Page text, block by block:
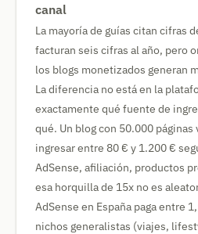
canal
La mayoría de guías citan cifras
facturan seis cifras al año, pero
los blogs monetizados generan
La diferencia no está en la
exactamente qué fuente de
qué. Un blog con 50.000
ingresar entre 80 € y 1.200 €
AdSense, afiliación, productos
esa horquilla de 15x no es
AdSense en España paga entre
nichos generalistas (viajes,